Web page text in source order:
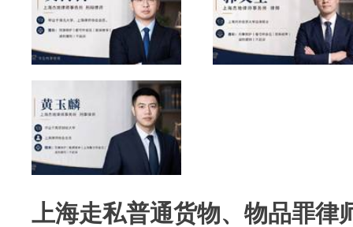
上海走私普通货物、物品罪律